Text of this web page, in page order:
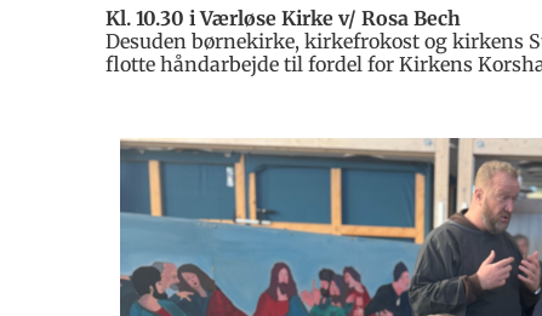
Kl. 10.30 i Værløse Kirke v/ Rosa Bech
Desuden børnekirke, kirkefrokost og kirkens
flotte håndarbejde til fordel for Kirkens